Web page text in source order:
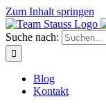
Zum Inhalt springen
Suche nach:
Blog
Kontakt